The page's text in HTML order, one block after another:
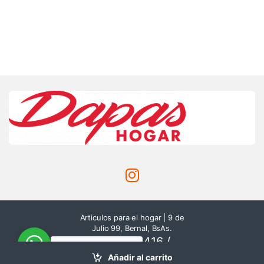
Añadir al carrito
Articulos para el hogar | 9 de
Julio 99, Bernal, BsAs.
116514-8416 /
116500-0193
con nosotros